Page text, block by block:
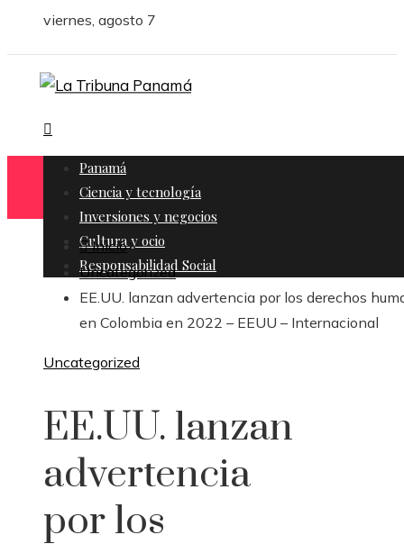
viernes, agosto 7
Panamá
Ciencia y tecnología
Inversiones y negocios
Cultura y ocio
Responsabilidad Social
Inicio
Uncategorized
EE.UU. lanzan advertencia por los derechos
en Colombia en 2022 – EEUU – Internacional
Uncategorized
EE.UU. lanzan
advertencia
por los